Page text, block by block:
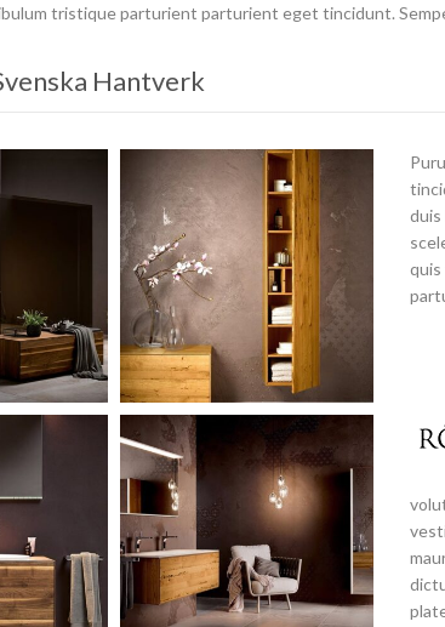
tristique parturient parturient eget tincidunt.
Hantverk
duis